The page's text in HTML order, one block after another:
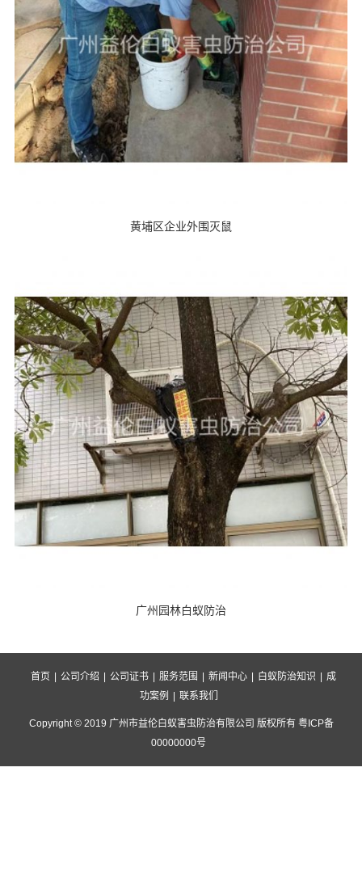
黄埔区企业外围灭鼠
广州园林白蚁防治
首页 公司介绍 公司证书 服务范围 新闻中心 白蚁防治知识
成
功案例
联系我们
Copyright © 2019 广州市益伦白蚁害虫防治有限公司 版权所有 粤ICP备
00000000号